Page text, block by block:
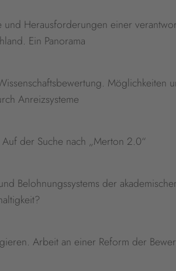
und Herausforderungen einer
Ein Panorama
Möglichkeiten
Anreizsysteme
der Suche nach „Merton 2.0“
Belohnungssystems der
Arbeit an einer Reform der